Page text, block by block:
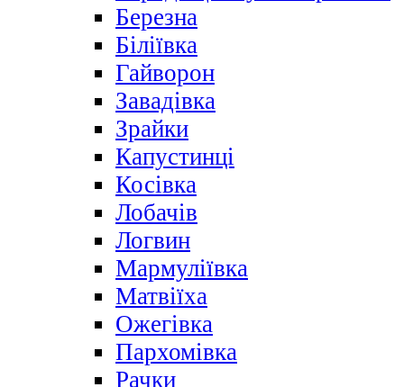
Березна
Біліївка
Гайворон
Завадівка
Зрайки
Капустинці
Косівка
Лобачів
Логвин
Мармуліївка
Матвіїха
Ожегівка
Пархомівка
Рачки